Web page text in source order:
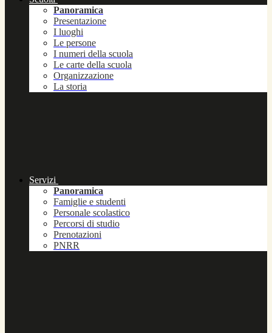
Panoramica
Presentazione
I luoghi
Le persone
I numeri della scuola
Le carte della scuola
Organizzazione
La storia
Servizi
Panoramica
Famiglie e studenti
Personale scolastico
Percorsi di studio
Prenotazioni
PNRR